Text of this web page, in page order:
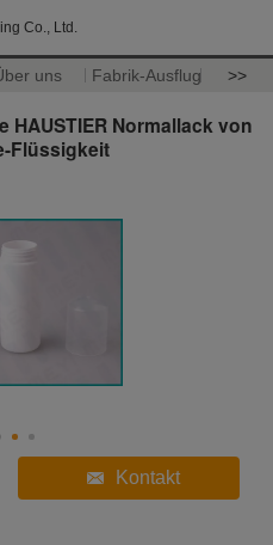
Co., Ltd.
uns Fabrik-Ausflug >>
Normallack von
Flüssigkeit
Kontakt